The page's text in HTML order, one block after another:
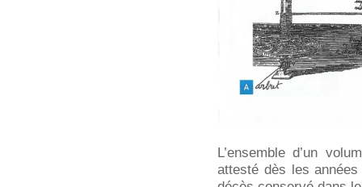
L’ensemble d’un
attesté dès les